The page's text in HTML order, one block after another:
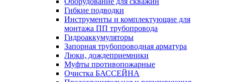
Гибкие подводки
Инструменты и комплектующие для
монтажа ПП трубопровода
Гидроаккумуляторы
Запорная трубопроводная арматура
Люки, дождеприемники
Муфты противопожарные
Очистка БАССЕЙНА